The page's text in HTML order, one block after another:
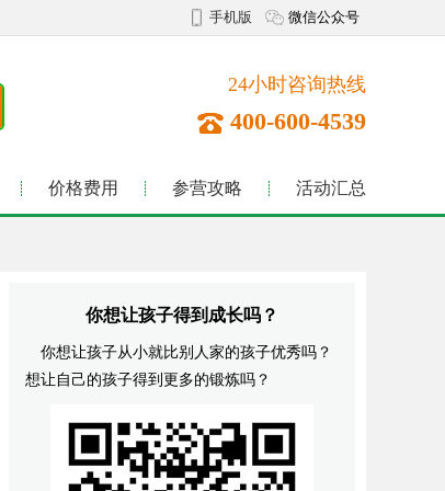
微信公众号
手机版
24小时咨询热线
400-600-4539
价格费用 参营攻略 活动汇总
你想让孩子得到成长吗？
你想让孩子从小就比别人家的孩子优秀吗？
想让自己的孩子得到更多的锻炼吗？